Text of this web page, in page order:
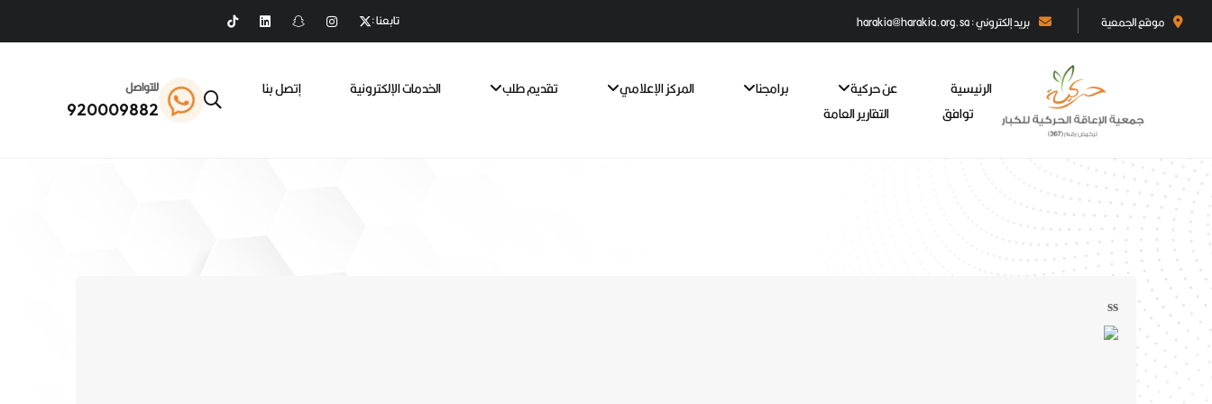
موقع الجمعية بريد إلكتروني : harakia@harakia.org.sa تابعنا :
الرئيسية عن حركية برامجنا المركز الإعلامي تقديم طلب الخدمات الإلكترونية
إتصل بنا
توافق
التقارير العامة
للتواصل
920009882
ss